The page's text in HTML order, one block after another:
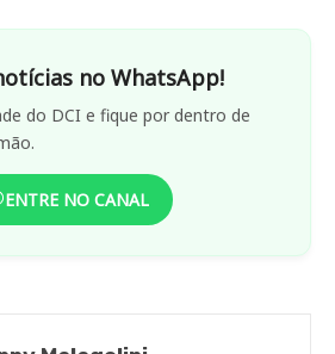
no WhatsApp!
do DCI e fique por dentro de
ENTRE NO CANAL